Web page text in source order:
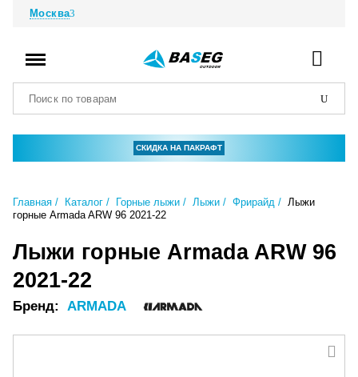
Москва
СКИДКА НА ПАКРАФТ
Главная Каталог Горные лыжи Лыжи Фрирайд
Лыжи
горные Armada ARW 96 2021-22
Лыжи горные Armada ARW 96
2021-22
Бренд: ARMADA